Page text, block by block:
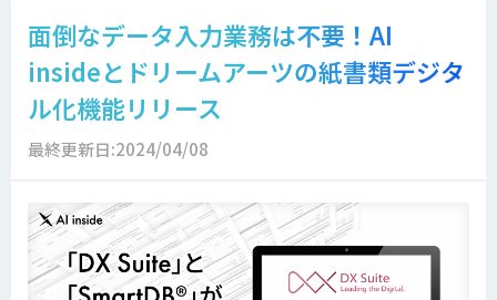
面倒なデータ入力業務は不要！AI
insideとドリームアーツの紙書類デジタ
ル化機能リリース
最終更新日:2024/04/08